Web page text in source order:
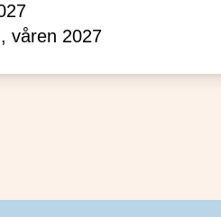
våren 2027